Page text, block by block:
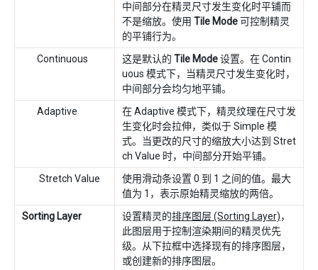
中间部分在精灵尺寸发生变化时平铺而
不是缩放。使用 Tile Mode可控制精灵
的平铺行为。
Continuous
这是默认的 Tile Mode设置。在 Contin
uous 模式下，当精灵尺寸发生变化时，
中间部分会均匀地平铺。
Adaptive
在 Adaptive 模式下，精灵纹理在尺寸发
生变化时会拉伸，类似于 Simple 模
式。当更改的尺寸的缩放大小达到 Stret
ch Value 时，中间部分开始平铺。
Stretch Value
使用滑动条设置 0 到 1 之间的值。最大
值为 1，表示原始精灵缩放的两倍。
Sorting Layer
设置精灵的排序图层 (Sorting Layer)，
此图层用于控制渲染期间的精灵优先
级。从下拉框中选择现有的排序图层，
或创建新的排序图层。